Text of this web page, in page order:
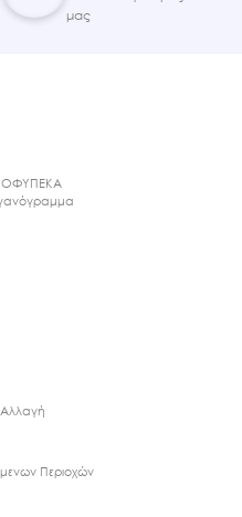
μας
ΟΦΥΠΕΚΑ
Αλλαγή
Περιοχών